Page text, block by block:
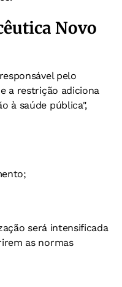
Novo
pelo
a restrição adiciona
à saúde pública",
será intensificada
as normas